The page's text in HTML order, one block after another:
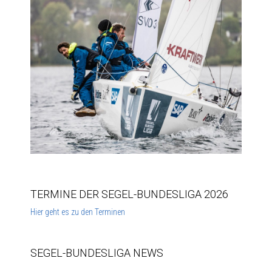
TERMINE DER SEGEL-BUNDESLIGA 2026
Hier geht es zu den Terminen
SEGEL-BUNDESLIGA NEWS